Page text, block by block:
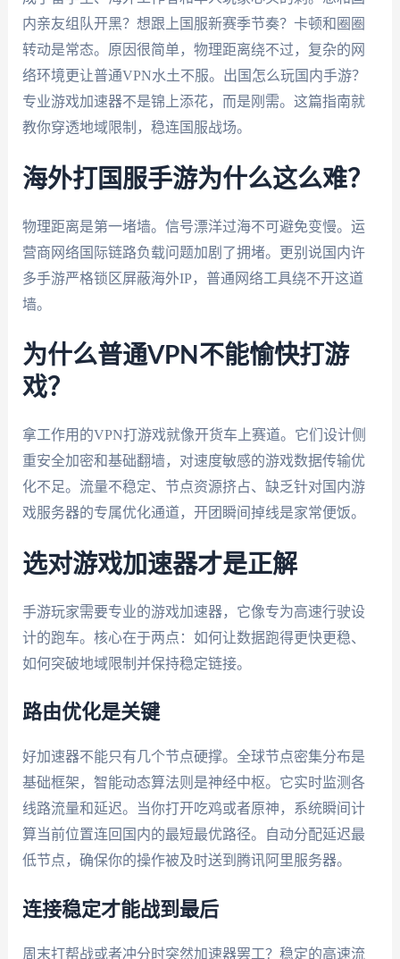
内亲友组队开黑？想跟上国服新赛季节奏？卡顿和圈圈
转动是常态。原因很简单，物理距离绕不过，复杂的网
络环境更让普通VPN水土不服。出国怎么玩国内手游？
专业游戏加速器不是锦上添花，而是刚需。这篇指南就
教你穿透地域限制，稳连国服战场。
海外打国服手游为什么这么难？
物理距离是第一堵墙。信号漂洋过海不可避免变慢。运
营商网络国际链路负载问题加剧了拥堵。更别说国内许
多手游严格锁区屏蔽海外IP，普通网络工具绕不开这道
墙。
为什么普通VPN不能愉快打游
戏？
拿工作用的VPN打游戏就像开货车上赛道。它们设计侧
重安全加密和基础翻墙，对速度敏感的游戏数据传输优
化不足。流量不稳定、节点资源挤占、缺乏针对国内游
戏服务器的专属优化通道，开团瞬间掉线是家常便饭。
选对游戏加速器才是正解
手游玩家需要专业的游戏加速器，它像专为高速行驶设
计的跑车。核心在于两点：如何让数据跑得更快更稳、
如何突破地域限制并保持稳定链接。
路由优化是关键
好加速器不能只有几个节点硬撑。全球节点密集分布是
基础框架，智能动态算法则是神经中枢。它实时监测各
线路流量和延迟。当你打开吃鸡或者原神，系统瞬间计
算当前位置连回国内的最短最优路径。自动分配延迟最
低节点，确保你的操作被及时送到腾讯阿里服务器。
连接稳定才能战到最后
周末打帮战或者冲分时突然加速器罢工？稳定的高速流